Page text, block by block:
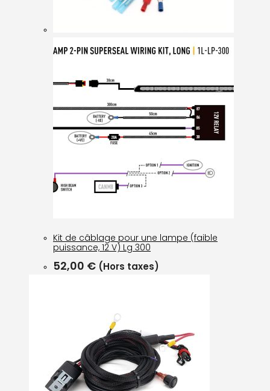
Kit de câblage pour une lampe (faible
puissance, 12 V) Lg 300
52,00 € (Hors taxes)